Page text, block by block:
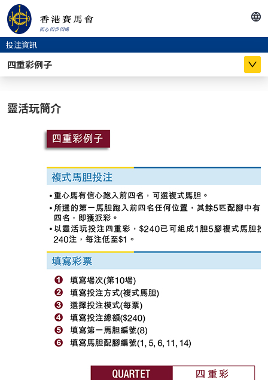
投注資訊
四重彩例子
靈活玩簡介